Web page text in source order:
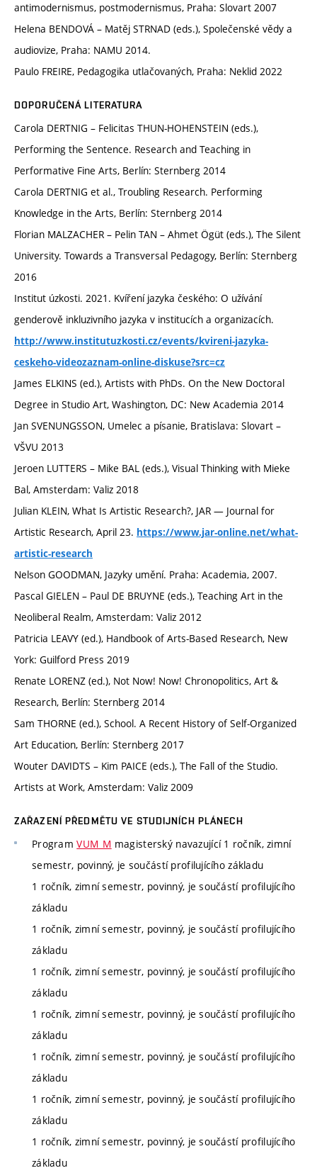
antimodernismus, postmodernismus, Praha: Slovart 2007
Helena BENDOVÁ – Matěj STRNAD (eds.), Společenské vědy a
audiovize, Praha: NAMU 2014.
Paulo FREIRE, Pedagogika utlačovaných, Praha: Neklid 2022
DOPORUČENÁ LITERATURA
Carola DERTNIG – Felicitas THUN-HOHENSTEIN (eds.),
Performing the Sentence. Research and Teaching in
Performative Fine Arts, Berlín: Sternberg 2014
Carola DERTNIG et al., Troubling Research. Performing
Knowledge in the Arts, Berlín: Sternberg 2014
Florian MALZACHER – Pelin TAN – Ahmet Ögüt (eds.), The Silent
University. Towards a Transversal Pedagogy, Berlín: Sternberg
2016
Institut úzkosti. 2021. Kvíření jazyka českého: O užívání
genderově inkluzivního jazyka v institucích a organizacích.
http://www.institutuzkosti.cz/events/kvireni-jazyka-
ceskeho-videozaznam-online-diskuse?src=cz
James ELKINS (ed.), Artists with PhDs. On the New Doctoral
Degree in Studio Art, Washington, DC: New Academia 2014
Jan SVENUNGSSON, Umelec a písanie, Bratislava: Slovart –
VŠVU 2013
Jeroen LUTTERS – Mike BAL (eds.), Visual Thinking with Mieke
Bal, Amsterdam: Valiz 2018
Julian KLEIN, What Is Artistic Research?, JAR — Journal for
Artistic Research, April 23. https://www.jar-online.net/what-
artistic-research
Nelson GOODMAN, Jazyky umění. Praha: Academia, 2007.
Pascal GIELEN – Paul DE BRUYNE (eds.), Teaching Art in the
Neoliberal Realm, Amsterdam: Valiz 2012
Patricia LEAVY (ed.), Handbook of Arts-Based Research, New
York: Guilford Press 2019
Renate LORENZ (ed.), Not Now! Now! Chronopolitics, Art &
Research, Berlín: Sternberg 2014
Sam THORNE (ed.), School. A Recent History of Self-Organized
Art Education, Berlín: Sternberg 2017
Wouter DAVIDTS – Kim PAICE (eds.), The Fall of the Studio.
Artists at Work, Amsterdam: Valiz 2009
ZAŘAZENÍ PŘEDMĚTU VE STUDIJNÍCH PLÁNECH
ProgramVUM_M magisterský navazující 1 ročník, zimní
semestr, povinný, je součástí profilujícího základu
1 ročník, zimní semestr, povinný, je součástí profilujícího
základu
1 ročník, zimní semestr, povinný, je součástí profilujícího
základu
1 ročník, zimní semestr, povinný, je součástí profilujícího
základu
1 ročník, zimní semestr, povinný, je součástí profilujícího
základu
1 ročník, zimní semestr, povinný, je součástí profilujícího
základu
1 ročník, zimní semestr, povinný, je součástí profilujícího
základu
1 ročník, zimní semestr, povinný, je součástí profilujícího
základu